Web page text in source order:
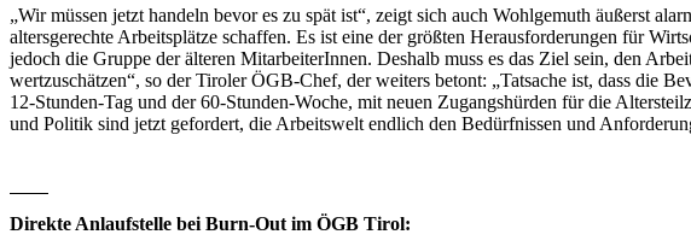
„Wir müssen jetzt handeln bevor es zu spät ist“, zeigt sich auch Wohlgemuth äußerst
altersgerechte Arbeitsplätze schaffen. Es ist eine der größten Herausforderungen für
jedoch die Gruppe der älteren MitarbeiterInnen. Deshalb muss es das Ziel sein, den
wertzuschätzen“, so der Tiroler ÖGB-Chef, der weiters betont: „Tatsache ist, dass die
12-Stunden-Tag und der 60-Stunden-Woche, mit neuen Zugangshürden für die
und Politik sind jetzt gefordert, die Arbeitswelt endlich den Bedürfnissen und
Direkte Anlaufstelle bei Burn-Out im ÖGB Tirol: